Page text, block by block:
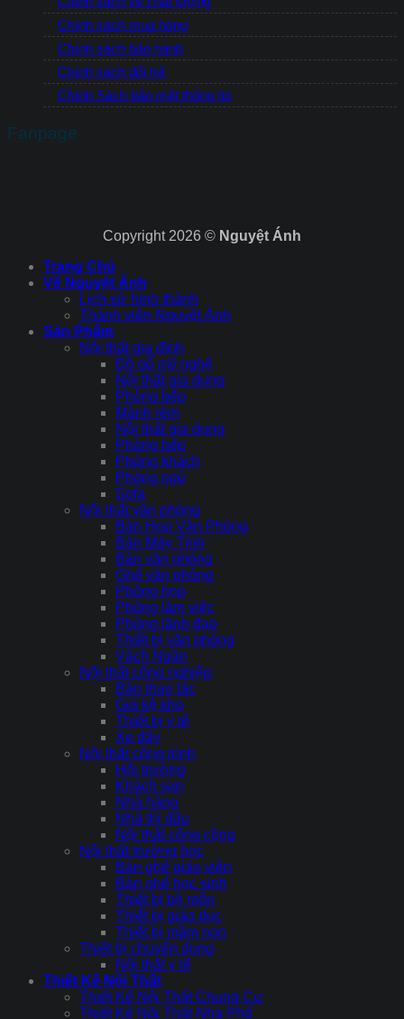
Chính sách mua hàng
Chính sách bảo hành
Chính sách đổi trả
Chính Sách bảo mật thông tin
Fanpage
Copyright 2026 © Nguyệt Ánh
Trang Chủ
Về Nguyệt Ánh
Lịch sử hình thành
Thành viên Nguyệt Ánh
Sản Phẩm
Nội thất gia đình
Đồ gỗ mỹ nghệ
Nội thất gia dụng
Phòng bếp
Mành rèm
Nội thất gia dụng
Phòng bếp
Phòng khách
Phòng ngủ
Sofa
Nội thất văn phòng
Bàn Họp Văn Phòng
Bàn Máy Tính
Bàn văn phòng
Ghế văn phòng
Phòng họp
Phòng làm việc
Phòng lãnh đạo
Thiết bị văn phòng
Vách Ngăn
Nội thất công nghiệp
Bàn thao tác
Giá kệ kho
Thiết bị y tế
Xe đẩy
Nội thất công trình
Hội trường
Khách sạn
Nhà hàng
Nhà thi đấu
Nội thất công cộng
Nội thất trường học
Bàn ghế giáo viên
Bàn ghế học sinh
Thiết bị bộ môn
Thiết bị giáo dục
Thiết bị mầm non
Thiết bị chuyên dụng
Nội thất y tế
Thiết Kế Nội Thất
Thiết Kế Nội Thất Chung Cư
Thiết Kế Nội Thất Nhà Phố